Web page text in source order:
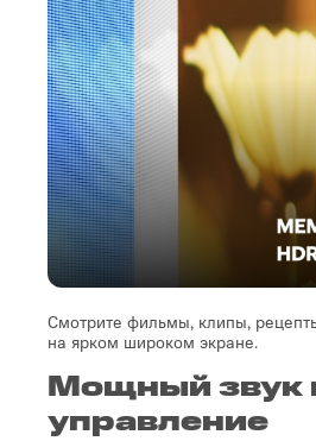
Смотрите фильмы, клипы,
на ярком широком экране.
Мощный звук
управление